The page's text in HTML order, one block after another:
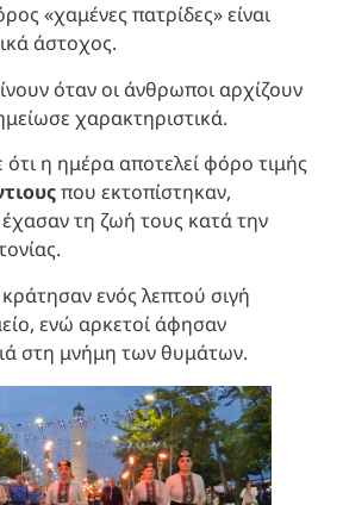
«χαμένες πατρίδες» είναι
άστοχος.
όταν οι άνθρωποι αρχίζουν
χαρακτηριστικά.
η ημέρα αποτελεί φόρο τιμής
που εκτοπίστηκαν,
τη ζωή τους κατά την
ενός λεπτού σιγή
ενώ αρκετοί άφησαν
στη μνήμη των θυμάτων.